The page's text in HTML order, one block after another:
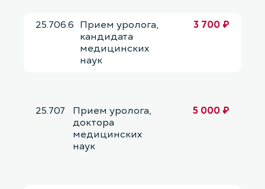
25.706.6 Прием уролога,
кандидата
медицинских
наук
3 700 ₽
25.707
Прием уролога,
доктора
медицинских
наук
5 000 ₽